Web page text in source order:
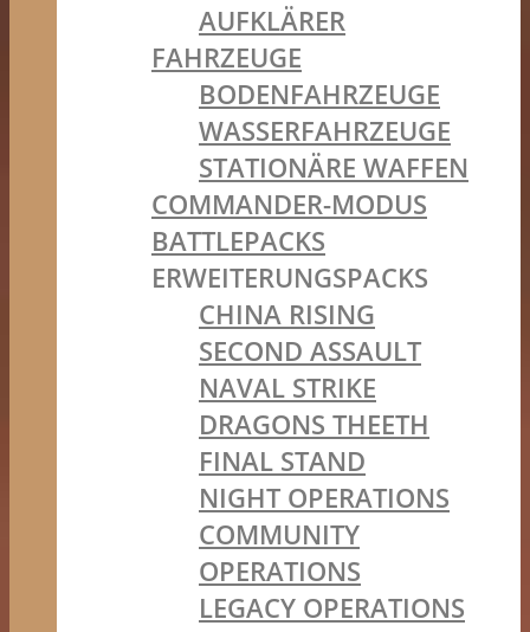
AUFKLÄRER
FAHRZEUGE
BODENFAHRZEUGE
WASSERFAHRZEUGE
STATIONÄRE WAFFEN
COMMANDER-MODUS
BATTLEPACKS
ERWEITERUNGSPACKS
CHINA RISING
SECOND ASSAULT
NAVAL STRIKE
DRAGONS THEETH
FINAL STAND
NIGHT OPERATIONS
COMMUNITY
OPERATIONS
LEGACY OPERATIONS